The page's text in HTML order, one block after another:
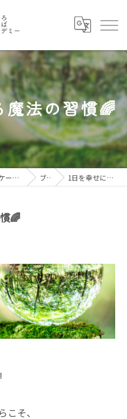
魔法の習慣🌈
福岡県早良区で対話力・コミュニケーション力を育むならこころことばアカデミー ブログ 1日を幸せにする魔法の習慣🌈
🌈
そ、